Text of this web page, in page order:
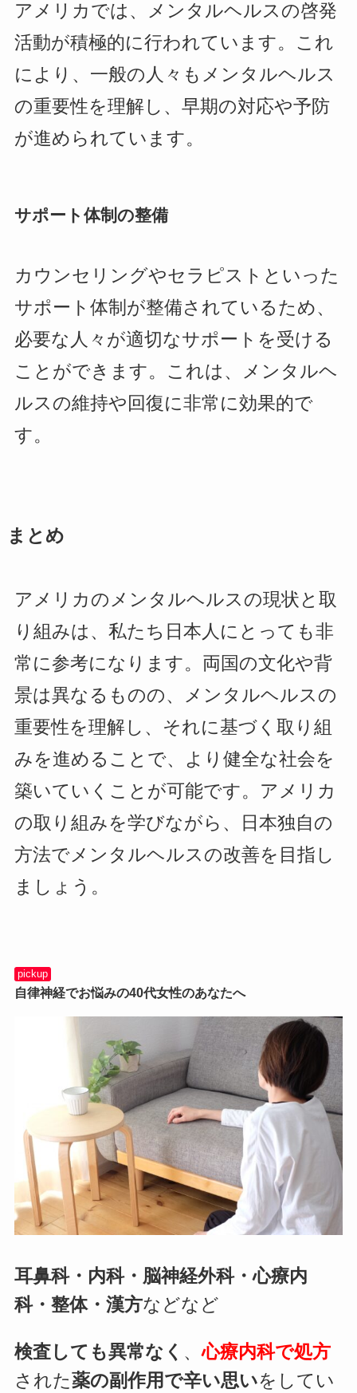
アメリカでは、メンタルヘルスの啓発
活動が積極的に行われています。これ
により、一般の人々もメンタルヘルス
の重要性を理解し、早期の対応や予防
が進められています。
サポート体制の整備
カウンセリングやセラピストといった
サポート体制が整備されているため、
必要な人々が適切なサポートを受ける
ことができます。これは、メンタルヘ
ルスの維持や回復に非常に効果的で
す。
まとめ
アメリカのメンタルヘルスの現状と取
り組みは、私たち日本人にとっても非
常に参考になります。両国の文化や背
景は異なるものの、メンタルヘルスの
重要性を理解し、それに基づく取り組
みを進めることで、より健全な社会を
築いていくことが可能です。アメリカ
の取り組みを学びながら、日本独自の
方法でメンタルヘルスの改善を目指し
ましょう。
pickup
自律神経でお悩みの40代女性のあなたへ
耳鼻科・内科・脳神経外科・心療内
科・整体・漢方などなど
検査しても異常なく 、心療内科で処方
された薬の副作用で辛い思いをしてい